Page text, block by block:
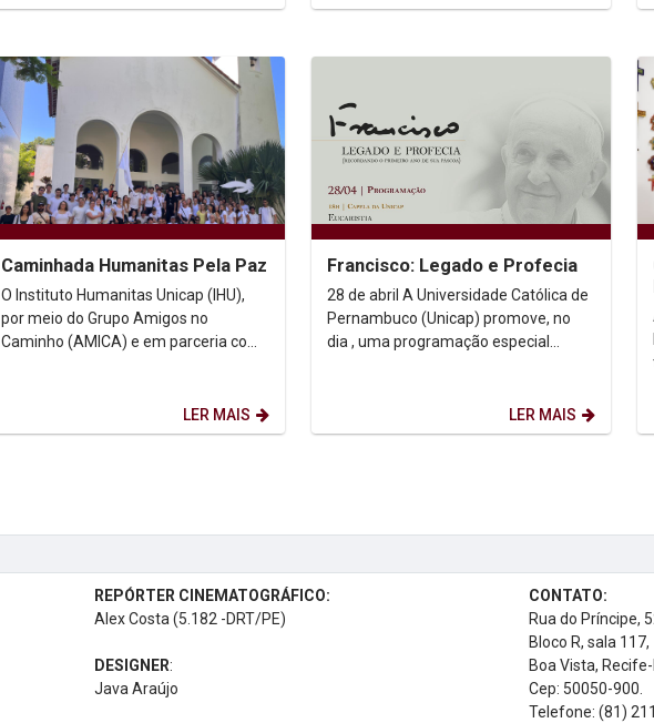
Caminhada Humanitas Pela Paz
O Instituto Humanitas Unicap (IHU),
por meio do Grupo Amigos no
Caminho (AMICA) e em parceria com
LER MAIS
Francisco: Legado e Profecia
28 de abril A Universidade Católica de
Pernambuco (Unicap) promove, no
dia , uma programação especial
LER MAIS
REPÓRTER CINEMATOGRÁFICO:
Alex Costa (5.182 -DRT/PE)
DESIGNER:
Java Araújo
CONTATO:
Rua do Príncipe,
Bloco R, sala 117,
Boa Vista, Recife-
Cep: 50050-900.
Telefone: (81)